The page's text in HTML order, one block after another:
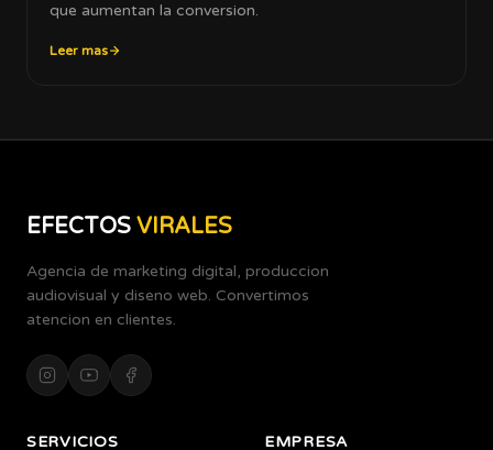
que aumentan la conversion.
Leer mas
EFECTOS VIRALES
Agencia de marketing digital, produccion
audiovisual y diseno web. Convertimos
atencion en clientes.
SERVICIOS EMPRESA